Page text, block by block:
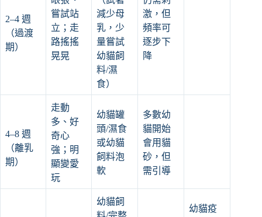
2–4 週
（過渡
期）
嘗試站
立；走
路搖搖
晃晃
減少母
乳，少
量嘗試
幼貓飼
料/濕
食）
激，但
頻率可
逐步下
降
4–8 週
（離乳
期）
走動
多、好
奇心
強；明
顯變愛
玩
幼貓罐
頭/濕食
或幼貓
飼料泡
軟
多數幼
貓開始
會用貓
砂，但
需引導
幼貓飼
幼貓疫